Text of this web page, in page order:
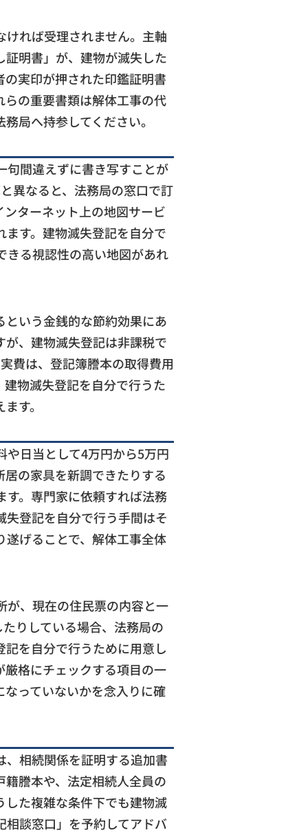
れば受理されません。主軸
明書」が、建物が滅失した
実印が押された印鑑証明書
の重要書類は解体工事の代
局へ持参してください。
句間違えずに書き写すことが
異なると、法務局の窓口で訂
ターネット上の地図サービ
す。建物滅失登記を自分で
きる視認性の高い地図があれ
いう金銭的な節約効果にあ
、建物滅失登記は非課税で
費は、登記簿謄本の取得費用
建物滅失登記を自分で行うた
す。
日当として4万円から5万円
の家具を新調できたりする
。専門家に依頼すれば法務
登記を自分で行う手間はそ
げることで、解体工事全体
が、現在の住民票の内容と一
りしている場合、法務局の
を自分で行うために用意し
格にチェックする項目の一
っていないかを念入りに確
相続関係を証明する追加書
謄本や、法定相続人全員の
た複雑な条件下でも建物滅
談窓口」を予約してアドバ